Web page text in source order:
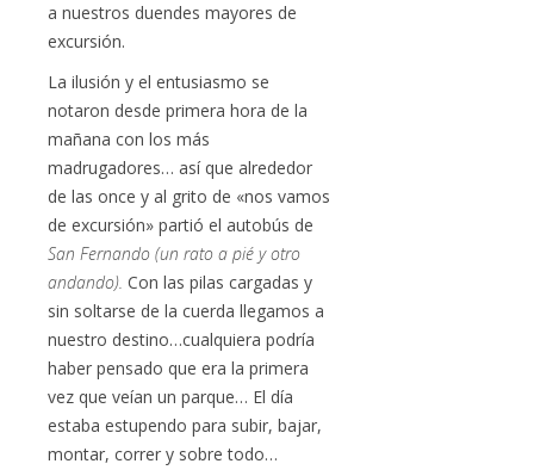
a nuestros duendes mayores de
excursión.
La ilusión y el entusiasmo se
notaron desde primera hora de la
mañana con los más
madrugadores… así que alrededor
de las once y al grito de «nos vamos
de excursión» partió el autobús de
San Fernando (un rato a pié y otro
andando). Con las pilas cargadas y
sin soltarse de la cuerda llegamos a
nuestro destino…cualquiera podría
haber pensado que era la primera
vez que veían un parque… El día
estaba estupendo para subir, bajar,
montar, correr y sobre todo…